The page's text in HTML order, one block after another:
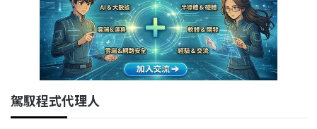
駕馭程式代理人